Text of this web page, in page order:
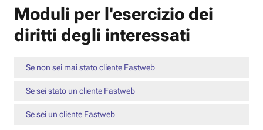
Moduli per l'esercizio dei
diritti degli interessati
Se non sei mai stato cliente Fastweb
Se sei stato un cliente Fastweb
Se sei un cliente Fastweb